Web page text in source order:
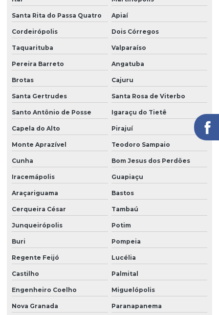
Serviço de facilities
Serviço de limpeza para empresas
Serviço de limpeza com equipamentos profissionais
Serviço de limpeza terceirizado
Serviço de limpeza terceirizado preço
Serviço de limpeza de vidros
Serviço de limpeza zeladoria
Serviço de portaria virtual
Serviço de portaria e zeladoria
Serviço de terceirização de limpeza
Serviço terceirizado de limpeza
Serviço de zelador condomínio
Serviços de portaria e limpeza
Serviços de portaria e recepção
Santa Rita do Passa Quatro Apiaí
Cordeirópolis Dois Córregos
Taquarituba Valparaíso
Pereira Barreto Angatuba
Brotas Cajuru
Santa Gertrudes Santa Rosa de Viterbo
Santo Antônio de Posse Igaraçu do Tietê
Capela do Alto Pirajuí
Monte Aprazível Teodoro Sampaio
Cunha Bom Jesus dos Perdões
Iracemápolis Guapiaçu
Araçariguama Bastos
Cerqueira César Tambaú
Junqueirópolis Potim
Buri Pompeia
Regente Feijó Lucélia
Castilho Palmital
Engenheiro Coelho Miguelópolis
Nova Granada Paranapanema